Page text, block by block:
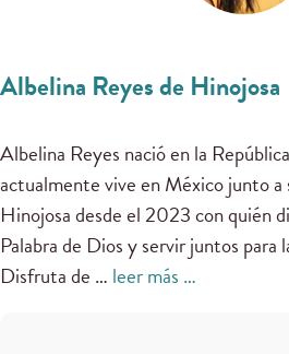
Albelina Reyes de Hinojosa
Albelina Reyes nació en la
actualmente vive en México junto a
Hinojosa desde el 2023 con quién
Palabra de Dios y servir juntos para
Disfruta de … leer más …